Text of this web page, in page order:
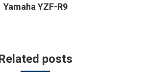
Next
Yamaha YZF-R9
posts